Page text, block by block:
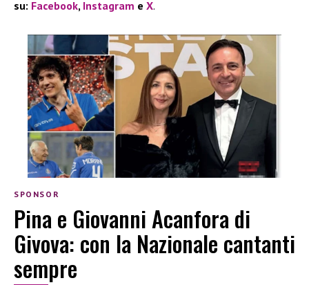
su: Facebook, Instagram e X.
SPONSOR
Pina e Giovanni Acanfora di
Givova: con la Nazionale cantanti
sempre